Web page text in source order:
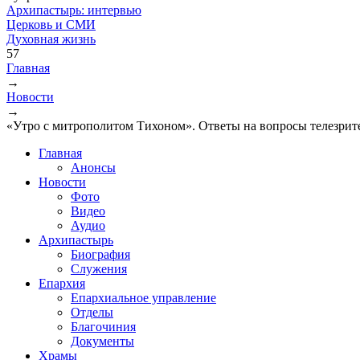
Архипастырь: интервью
Церковь и СМИ
Духовная жизнь
57
Вы здесь
Главная
→
Новости
→
«Утро с митрополитом Тихоном». Ответы на вопросы
Главная
Анонсы
Новости
Фото
Видео
Аудио
Архипастырь
Биография
Служения
Епархия
Епархиальное управление
Отделы
Благочиния
Документы
Храмы